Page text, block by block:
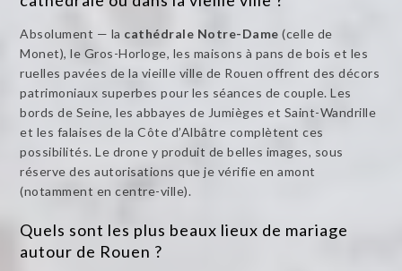
Absolument — la cathédrale Notre-Dame (celle de
Monet), le Gros-Horloge, les maisons à pans de bois et les
ruelles pavées de la vieille ville de Rouen offrent des décors
patrimoniaux superbes pour les séances de couple. Les
bords de Seine, les abbayes de Jumièges et Saint-Wandrille
et les falaises de la Côte d’Albâtre complètent ces
possibilités. Le drone y produit de belles images, sous
réserve des autorisations que je vérifie en amont
(notamment en centre-ville).
Quels sont les plus beaux lieux de mariage
autour de Rouen ?